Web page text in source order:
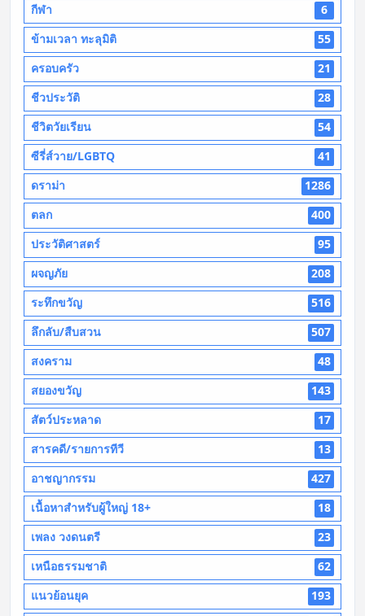
กีฬา
6
ข้ามเวลา ทะลุมิติ
55
ครอบครัว
21
ชีวประวัติ
28
ชีวิตวัยเรียน
54
ซีรี่ส์วาย/LGBTQ
41
ดราม่า
1286
ตลก
400
ประวัติศาสตร์
95
ผจญภัย
208
ระทึกขวัญ
516
ลึกลับ/สืบสวน
507
สงคราม
48
สยองขวัญ
143
สัตว์ประหลาด
17
สารคดี/รายการทีวี
13
อาชญากรรม
427
เนื้อหาสำหรับผู้ใหญ่ 18+
18
เพลง วงดนตรี
23
เหนือธรรมชาติ
62
แนวย้อนยุค
193